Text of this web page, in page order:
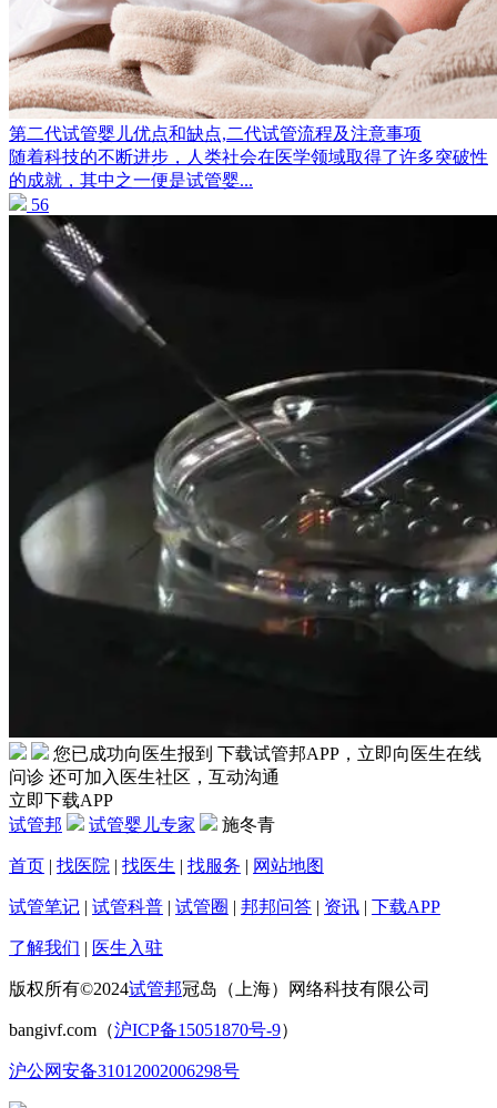
第二代试管婴儿优点和缺点,二代试管流程及注意事项
随着科技的不断进步，人类社会在医学领域取得了许多突破性
的成就，其中之一便是试管婴...
56
您已成功向医生报到 下载试管邦APP，立即向医生在线
问诊 还可加入医生社区，互动沟通
立即下载APP
试管邦
试管婴儿专家 施冬青
首页 | 找医院 | 找医生 | 找服务 | 网站地图
试管笔记 | 试管科普 | 试管圈 | 邦邦问答 | 资讯 | 下载APP
了解我们 | 医生入驻
版权所有©2024试管邦冠岛（上海）网络科技有限公司
bangivf.com（沪ICP备15051870号-9）
沪公网安备31012002006298号